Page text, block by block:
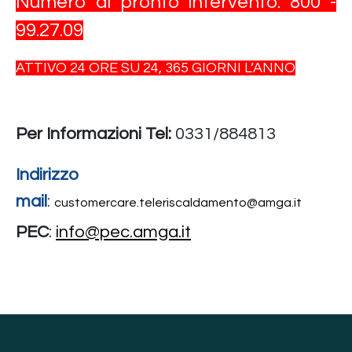
99.27.09
ATTIVO 24 ORE SU 24, 365 GIORNI L’ANNO
Per Informazioni Tel: 0331/884813
Indirizzo
mail : customercare.teleriscaldamento@amga.it
PEC: info@pec.amga.it